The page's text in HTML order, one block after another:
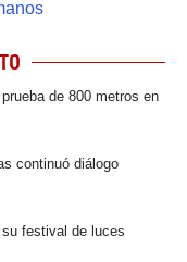
de 800 metros en
continuó diálogo
festival de luces